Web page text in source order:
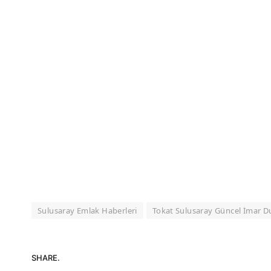
Sulusaray Emlak Haberleri Tokat Sulusaray Güncel İmar
SHARE.